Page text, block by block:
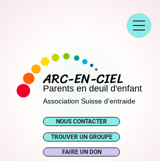
ARC-EN-CIEL
Parents en deuil d'enfant
Association Suisse d'entraide
NOUS CONTACTER
TROUVER UN GROUPE
FAIRE UN DON